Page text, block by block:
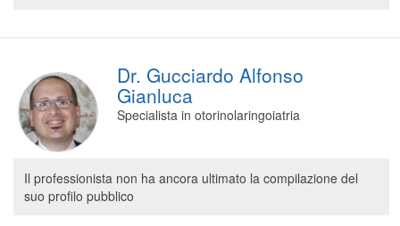
Dr. Gucciardo Alfonso
Gianluca
Specialista in otorinolaringoiatria
Il professionista non ha ancora ultimato la compilazione del
suo profilo pubblico